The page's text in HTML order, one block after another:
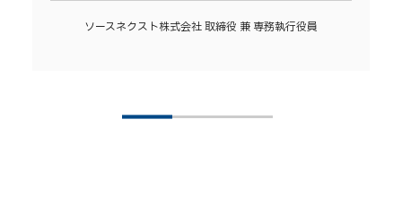
ソースネクスト株式会社 取締役 兼 専務執行役員